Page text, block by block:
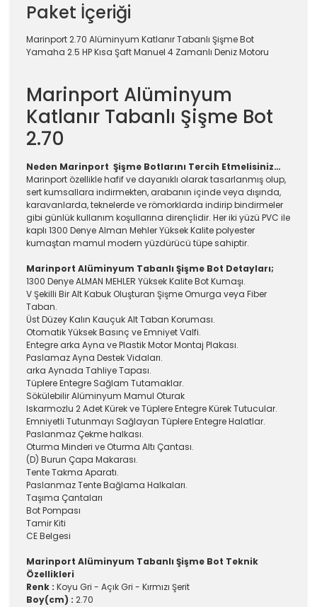
Paket İçeriği
Marinport 2.70 Alüminyum Katlanır Tabanlı Şişme Bot
Yamaha 2.5 HP Kısa Şaft Manuel 4 Zamanlı Deniz Motoru
Marinport Alüminyum
Katlanır Tabanlı Şişme Bot
2.70
Neden Marinport Şişme Botlarını Tercih Etmelisiniz…
Marinport özellikle hafif ve dayanıklı olarak tasarlanmış olup,
sert kumsallara indirmekten, arabanın içinde veya dışında,
karavanlarda, teknelerde ve römorklarda indirip bindirmeler
gibi günlük kullanım koşullarına dirençlidir. Her iki yüzü PVC ile
kaplı 1300 Denye Alman Mehler Yüksek Kalite polyester
kumaştan mamul modern yüzdürücü tüpe sahiptir.
Marinport Alüminyum Tabanlı Şişme Bot Detayları;
1300 Denye ALMAN MEHLER Yüksek Kalite Bot Kumaşı.
V Şekilli Bir Alt Kabuk Oluşturan Şişme Omurga veya Fiber
Taban.
Üst Düzey Kalın Kauçuk Alt Taban Koruması.
Otomatik Yüksek Basınç ve Emniyet Valfi.
Entegre arka Ayna ve Plastik Motor Montaj Plakası.
Paslamaz Ayna Destek Vidaları.
arka Aynada Tahliye Tapası.
Tüplere Entegre Sağlam Tutamaklar.
Sökülebilir Alüminyum Mamul Oturak
Iskarmozlu 2 Adet Kürek ve Tüplere Entegre Kürek Tutucular.
Emniyetli Tutunmayı Sağlayan Tüplere Entegre Halatlar.
Paslanmaz Çekme halkası.
Oturma Minderi ve Oturma Altı Çantası.
(D) Burun Çapa Makarası.
Tente Takma Aparatı.
Paslanmaz Tente Bağlama Halkaları.
Taşıma Çantaları
Bot Pompası
Tamir Kiti
CE Belgesi
Marinport Alüminyum Tabanlı Şişme Bot Teknik
Özellikleri
Renk : Koyu Gri - Açık Gri - Kırmızı Şerit
Boy(cm) : 2.70